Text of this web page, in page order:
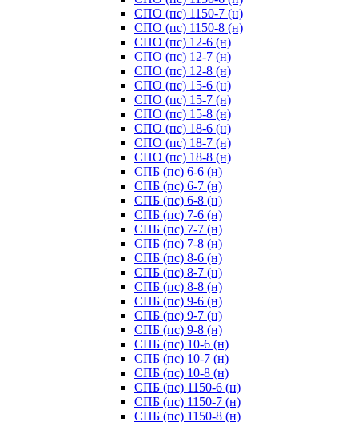
СПО (пс) 1150-7 (н)
СПО (пс) 1150-8 (н)
СПО (пс) 12-6 (н)
СПО (пс) 12-7 (н)
СПО (пс) 12-8 (н)
СПО (пс) 15-6 (н)
СПО (пс) 15-7 (н)
СПО (пс) 15-8 (н)
СПО (пс) 18-6 (н)
СПО (пс) 18-7 (н)
СПО (пс) 18-8 (н)
СПБ (пс) 6-6 (н)
СПБ (пс) 6-7 (н)
СПБ (пс) 6-8 (н)
СПБ (пс) 7-6 (н)
СПБ (пс) 7-7 (н)
СПБ (пс) 7-8 (н)
СПБ (пс) 8-6 (н)
СПБ (пс) 8-7 (н)
СПБ (пс) 8-8 (н)
СПБ (пс) 9-6 (н)
СПБ (пс) 9-7 (н)
СПБ (пс) 9-8 (н)
СПБ (пс) 10-6 (н)
СПБ (пс) 10-7 (н)
СПБ (пс) 10-8 (н)
СПБ (пс) 1150-6 (н)
СПБ (пс) 1150-7 (н)
СПБ (пс) 1150-8 (н)